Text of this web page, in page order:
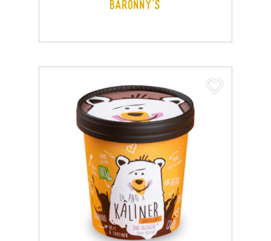
Baronny's
favorite_border